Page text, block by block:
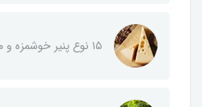
۱۵ نوع پنیر خوشمزه و محبوب در دنیا